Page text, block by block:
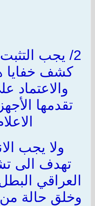
2/ يجب
كشف خفايا
والاعتماد
تقدمها
ولا يجب
تهدف الى
العراقي
وخلق حالة من